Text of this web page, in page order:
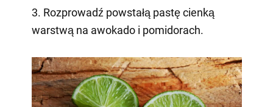
3. Rozprowadź powstałą pastę cienką
warstwą na awokado i pomidorach.